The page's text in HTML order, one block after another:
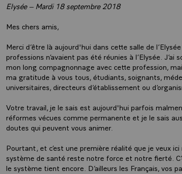
Elysée – Mardi 18 septembre 2018
Mes chers amis,
Merci d’être là aujourd'hui dans cette salle de
professions n’avaient pas été réunies à l’Elysée.
mon long compagnonnage avec cette profession,
ma gratitude à vous tous, étudiants, soignants,
universitaires, directeurs d’établissement ou
Votre travail, je le sais est aujourd'hui parfois
réformes vécues comme permanente et je le sais
doutes qui peuvent vous animer.
Pourtant, et c’est une première réalité que je veux
système de santé reste notre force et notre fierté.
le système tient encore. D’ailleurs les Français, vos